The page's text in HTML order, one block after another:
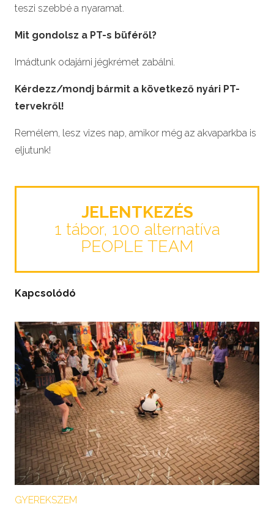
teszi szebbé a nyaramat.
Mit gondolsz a PT-s büféről?
Imádtunk odajárni jégkrémet zabálni.
Kérdezz/mondj bármit a következő nyári PT-
tervekről!
Remélem, lesz vizes nap, amikor még az akvaparkba is
eljutunk!
JELENTKEZÉS
1 tábor, 100 alternatíva
PEOPLE TEAM
Kapcsolódó
GYEREKSZEM